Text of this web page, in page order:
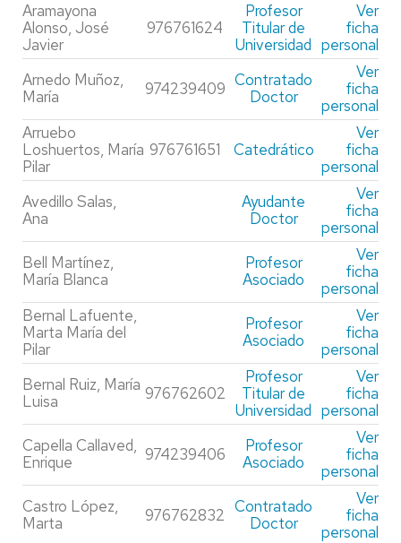
Aramayona
Alonso, José
Javier
976761624
Profesor
Titular de
Universidad
Ver
ficha
personal
Arnedo Muñoz,
María
974239409 Contratado
Doctor
Ver
ficha
personal
Arruebo
Loshuertos, María
Pilar
976761651 Catedrático
Ver
ficha
personal
Avedillo Salas,
Ana
Ayudante
Doctor
Ver
ficha
personal
Bell Martínez,
María Blanca
Profesor
Asociado
Ver
ficha
personal
Bernal Lafuente,
Marta María del
Pilar
Profesor
Asociado
Ver
ficha
personal
Bernal Ruiz, María
Luisa
976762602
Profesor
Titular de
Universidad
Ver
ficha
personal
Capella Callaved,
Enrique
974239406
Profesor
Asociado
Ver
ficha
personal
Castro López,
Marta
976762832 Contratado
Doctor
Ver
ficha
personal